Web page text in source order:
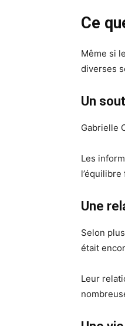
Ce
Même si
diverses
Un
Gabrielle
Les
Une
Selon
était
Leur